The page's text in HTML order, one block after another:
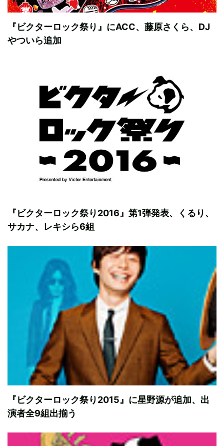
『ビクターロック祭り』にACC、藤原さくら、DJ
やついら追加
『ビクターロック祭り2016』第1弾発表、くるり、
サカナ、レキシら6組
『ビクターロック祭り2015』に星野源が追加、出
演者全9組出揃う